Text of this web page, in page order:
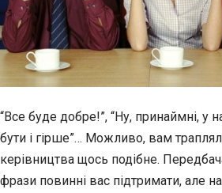
“Все буде добре!”, “Ну, принаймні, у
бути і гірше”… Можливо, вам
керівництва щось подібне.
фрази повинні вас підтримати, але